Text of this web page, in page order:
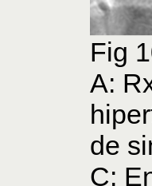
Fig
A:
de
C: